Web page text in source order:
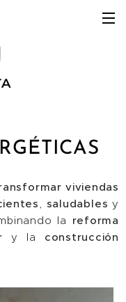
viviendas
, saludables y
la reforma
y la construcción